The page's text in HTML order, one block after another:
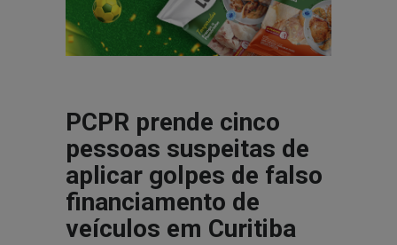
PCPR prende cinco
pessoas suspeitas de
aplicar golpes de falso
financiamento de
veículos em Curitiba